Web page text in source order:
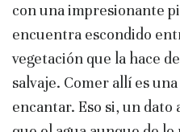
con una impresionante
encuentra escondido
vegetación que la hace
salvaje. Comer allí es
encantar. Eso si, un